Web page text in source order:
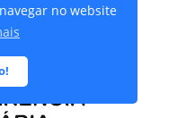
no website